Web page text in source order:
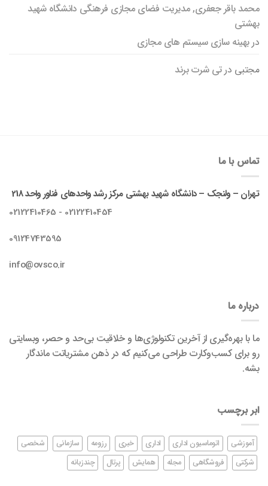
محمد باقر جعفری, مدیریت فضای مجازی فرهنگی دانشگاه شهید
بهشتی
دربهینه سازی سیستم های مجازی
مجتبی درتی شرت برند
تماس با ما
تهران – ولنجک – دانشگاه شهید بهشتی مرکز رشد واحدهای فناور واحد 218
02122410454 - 02122410465
09124743595
info@ovsco.ir
درباره ما
ما با بهره‌گیری از آخرین تکنولوژی‌ها و خلاقیت بی‌حد و حصر، وبسایتی
رو برای کسب‌وکارت طراحی می‌کنیم که در ذهن مشتریاتت ماندگار
بشه.
ابر برچسب
آموزشی اتوماسیون اداری اداری خبری رزومه سازمانی
شخصی
شرکتی
فروشگاهی مجله همایش پرتال چندزبانه